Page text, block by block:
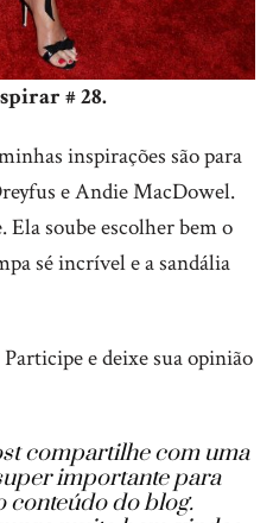
# 28.
inspirações são para
e Andie MacDowel.
soube escolher bem o
sé incrível e a sandália
e deixe sua opinião
compartilhe com uma
importante para
conteúdo do blog.